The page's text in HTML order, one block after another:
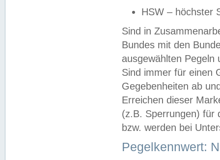
HSW – höchster
Sind in
Bundes mit den
ausgewählten
Sind immer für einen
Gegebenheiten ab
Erreichen dieser
(z.B. Sperrungen) für
bzw. werden bei
Pegelkennwert: